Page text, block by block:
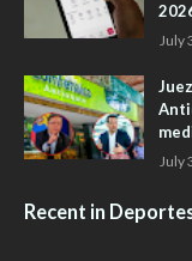
July
July
Recent in